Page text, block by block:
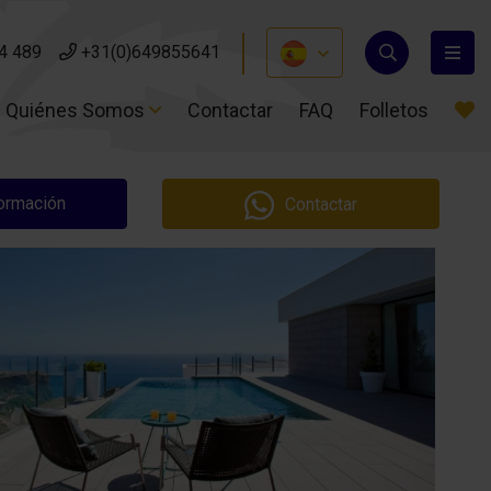
489 +31(0)649855641
Quiénes Somos Contactar FAQ Folletos
489 +31(0)649855641
Quiénes Somos Contactar FAQ Folletos
Contactar